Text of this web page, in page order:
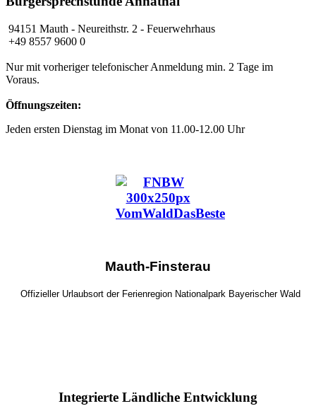
94151 Mauth - Neureithstr. 2 - Feuerwehrhaus
+49 8557 9600 0
Nur mit vorheriger telefonischer Anmeldung min. 2 Tage im
Voraus.
Öffnungszeiten:
Jeden ersten Dienstag im Monat von 11.00-12.00 Uhr
Mauth-Finsterau
Offizieller Urlaubsort der Ferienregion Nationalpark Bayerischer Wald
Integrierte Ländliche Entwicklung